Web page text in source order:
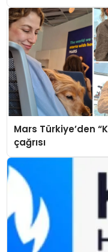
Mars Türkiye’den
çağrısı